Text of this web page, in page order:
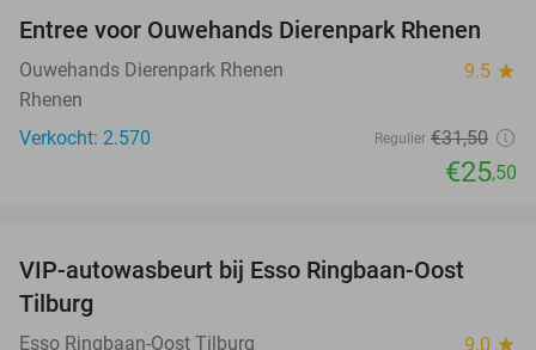
19%
Entree voor Ouwehands Dierenpark Rhenen
Ouwehands Dierenpark Rhenen 9.5 star
Rhenen
Verkocht: 2.570
Regulier €31,50
€25,50
42%
VIP-autowasbeurt bij Esso Ringbaan-Oost
Tilburg
Esso Ringbaan-Oost Tilburg 9.0 star